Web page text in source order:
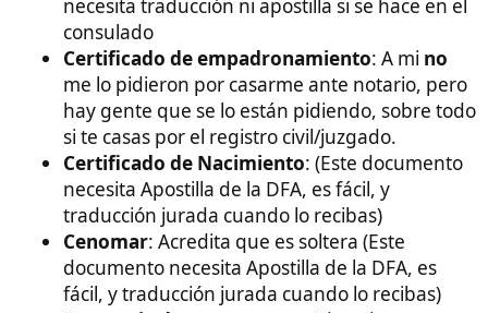
Certificado de fe de vida y estado (Esto certifica
que estás soltero)
Certificado de nacimiento (Para distinguirte de
los Aliens o de alguna divinidad)
Certificado de empadronamiento con más de 3
meses de antigüedad
DNI
DNI del apoderado (Fotocopia o escaneado y
enviado por email a la notaría)
DNI de los dos testigos (en el vídeo os explico
más sobre este punto) (Fotocopia o escaneado
y enviado por email a la notaría)